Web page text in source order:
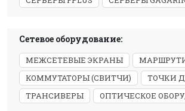
Сетевое оборудование:
МЕЖСЕТЕВЫЕ ЭКРАНЫ
КОММУТАТОРЫ (СВИТЧИ)
ТОЧКИ
ТРАНСИВЕРЫ
ОПТИЧЕСКОЕ